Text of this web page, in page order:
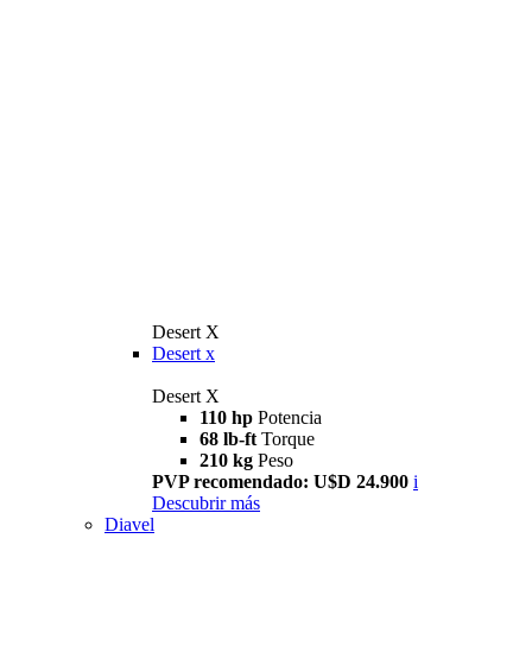
Desert X
Desert x
Desert X
110 hp Potencia
68 lb-ft Torque
210 kg Peso
PVP recomendado: U$D 24.900 i
Descubrir más
Diavel